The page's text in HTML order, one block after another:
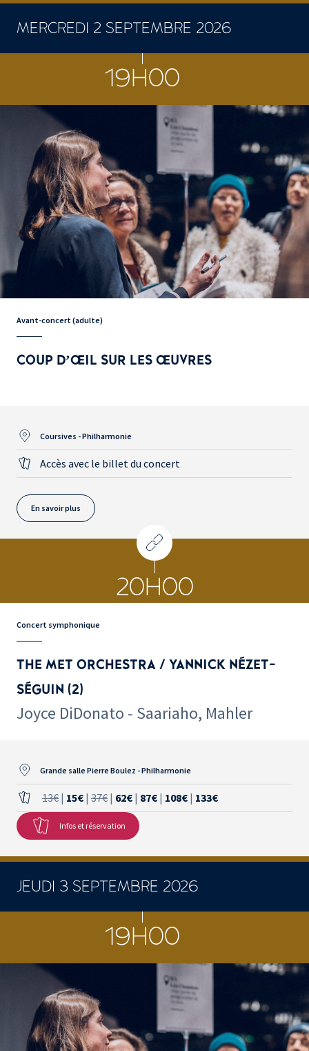
MERCREDI 2 SEPTEMBRE 2026
19H00
Avant-concert (adulte)
COUP D’ŒIL SUR LES ŒUVRES
Coursives - Philharmonie
Accès avec le billet du concert
En savoir plus
20H00
Concert symphonique
THE MET ORCHESTRA / YANNICK NÉZET-
SÉGUIN (2)
Joyce DiDonato - Saariaho, Mahler
Grande salle Pierre Boulez - Philharmonie
13€ | 15€ | 37€ | 62€ | 87€ | 108€ | 133€
Infos et réservation
JEUDI 3 SEPTEMBRE 2026
19H00